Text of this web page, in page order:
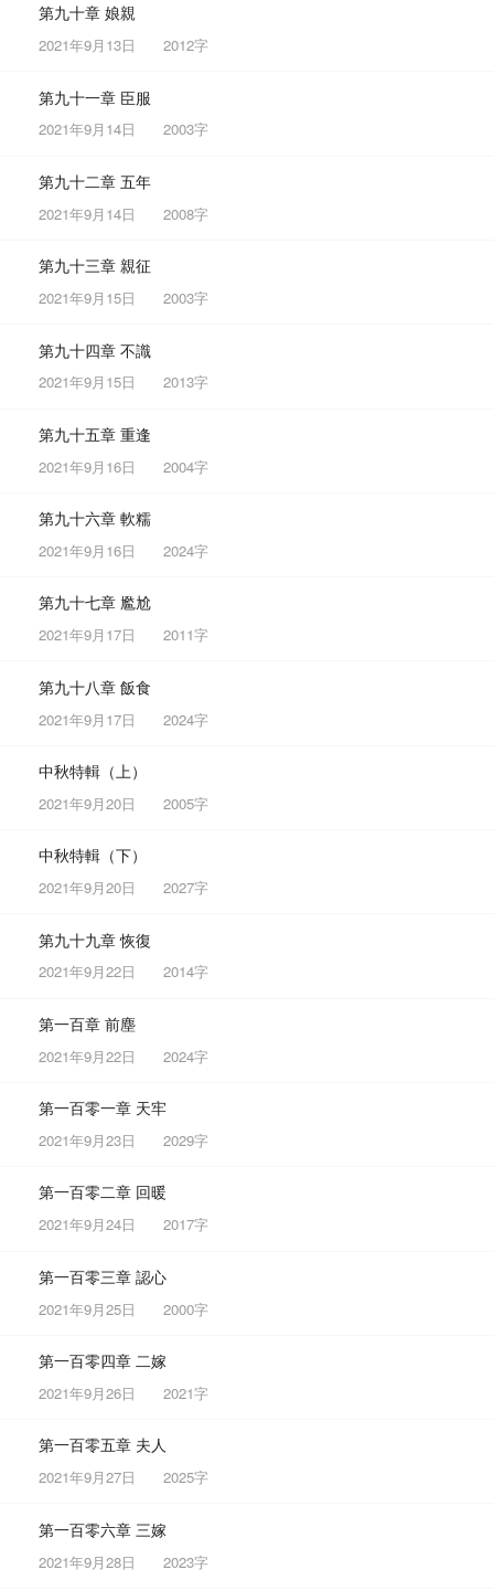
第九十章 娘親
2021年9月13日 2012字
第九十一章 臣服
2021年9月14日 2003字
第九十二章 五年
2021年9月14日 2008字
第九十三章 親征
2021年9月15日 2003字
第九十四章 不識
2021年9月15日 2013字
第九十五章 重逢
2021年9月16日 2004字
第九十六章 軟糯
2021年9月16日 2024字
第九十七章 尷尬
2021年9月17日 2011字
第九十八章 飯食
2021年9月17日 2024字
中秋特輯（上）
2021年9月20日 2005字
中秋特輯（下）
2021年9月20日 2027字
第九十九章 恢復
2021年9月22日 2014字
第一百章 前塵
2021年9月22日 2024字
第一百零一章 天牢
2021年9月23日 2029字
第一百零二章 回暖
2021年9月24日 2017字
第一百零三章 認心
2021年9月25日 2000字
第一百零四章 二嫁
2021年9月26日 2021字
第一百零五章 夫人
2021年9月27日 2025字
第一百零六章 三嫁
2021年9月28日 2023字